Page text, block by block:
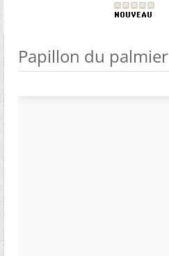
Papillon du palmier